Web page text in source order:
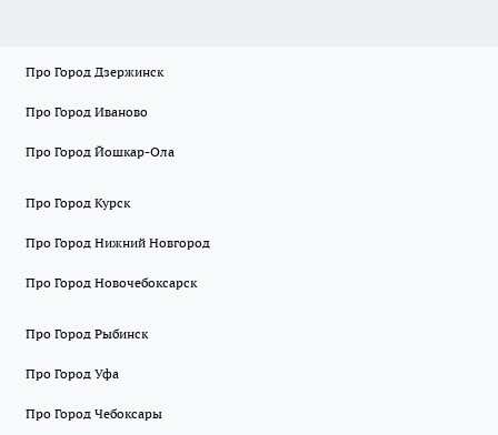
Про Город Дзержинск
Про Город Иваново
Про Город Йошкар-Ола
Про Город Курск
Про Город Нижний Новгород
Про Город Новочебоксарск
Про Город Рыбинск
Про Город Уфа
Про Город Чебоксары